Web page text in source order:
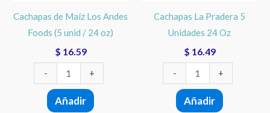
Cachapas de Maíz Los Andes
Foods (5 unid / 24 oz)
$ 16.59
-
/
24
cantidad
+
Añadir
Cachapas La Pradera 5
Unidades 24 Oz
$ 16.49
- +
Añadir